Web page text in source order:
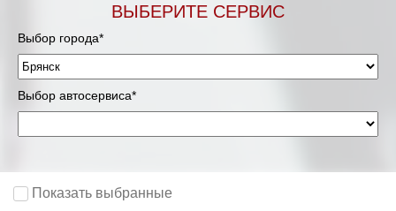
ВЫБЕРИТЕ СЕРВИС
Выбор города*
Выбор автосервиса*
Показать выбранные